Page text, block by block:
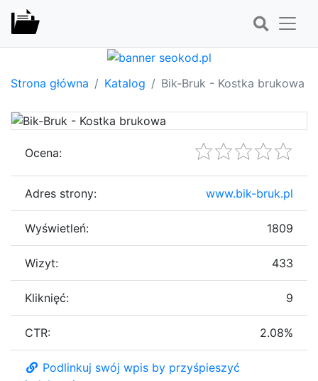
Strona główna Katalog Bik-Bruk - Kostka brukowa
Ocena:
Adres strony: www.bik-bruk.pl
Wyświetleń: 1809
Wizyt: 433
Kliknięć: 9
CTR: 2.08%
Podlinkuj swój wpis by przyśpieszyć